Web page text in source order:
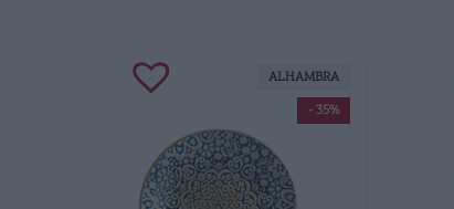
- 35%
ALHAMBRA